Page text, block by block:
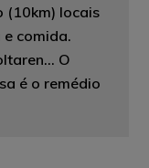
(10km) locais
comida.
O
é o remédio